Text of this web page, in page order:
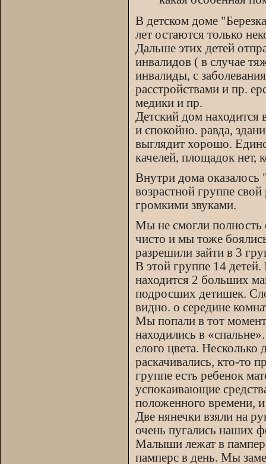
В детском доме
лет остаются только
Дальше этих детей
инвалидов ( в случае
инвалиды, с
расстройствами и пр.
медики и пр.
Детский дом находится
и спокойно. равда,
выглядит хорошо.
качелей, площадок нет,
Внутри дома оказалось
возрастной группе
громкими звуками.
Мы не смогли полность
чисто и мы тоже
разрешили зайти в 3
В этой группе 14 детей.
находится 2 больших
подросших детишек.
видно. о середине
Мы попали в тот
находились в
елого цвета. Несколько
раскачивались, кто-то
группе есть ребенок
успокаивающие
положенного времени,
Две нянечки взяли на
очень пугались наших
Малыши лежат в
памперс в день. Мы